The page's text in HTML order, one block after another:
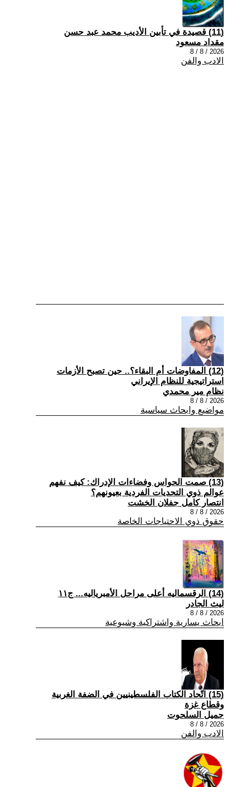
(11) قصيدة في تأبين الأديب محمد عبد حسن
مقداد مسعود
2026 / 8 / 8
الادب والفن
(12) المفاوضات أم البقاء؟.. حين تصبح الأزمات
استراتيجية للنظام الإيراني
نظام مير محمدي
2026 / 8 / 8
مواضيع وابحاث سياسية
(13) صمت الحواس وفضاءات الإدراك: كيف نفهم
عوالم ذوي التحديات الفردية بعيونهم؟
انتصار كامل جفلان الخشت
2026 / 8 / 8
حقوق ذوي الاحتياجات الخاصة
(14) الرقسماليه أعلى مراحل الأمبرياليه... ج١١
ليث الجادر
2026 / 8 / 8
ابحاث يسارية واشتراكية وشيوعية
(15) اتّحاد الكتاب الفلسطينيين في الضفة الغربية
وقطاع غزة
جميل السلحوت
2026 / 8 / 8
الادب والفن